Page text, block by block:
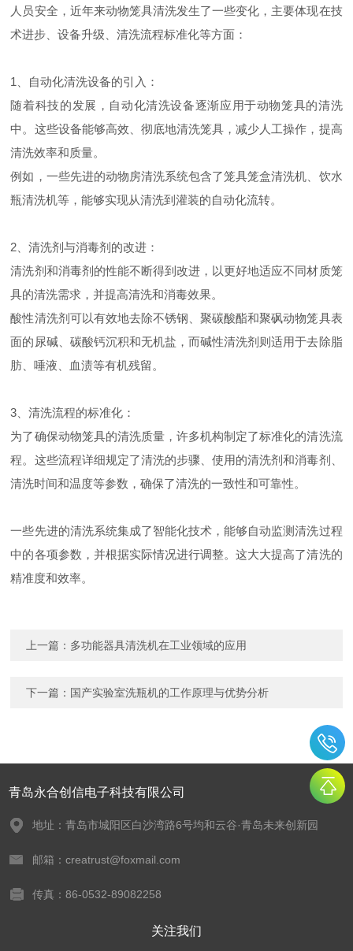
人员安全，近年来动物笼具清洗发生了一些变化，主要体现在技
术进步、设备升级、清洗流程标准化等方面：
1、自动化清洗设备的引入：
随着科技的发展，自动化清洗设备逐渐应用于动物笼具的清洗
中。这些设备能够高效、彻底地清洗笼具，减少人工操作，提高
清洗效率和质量。
例如，一些先进的动物房清洗系统包含了笼具笼盒清洗机、饮水
瓶清洗机等，能够实现从清洗到灌装的自动化流转。
2、清洗剂与消毒剂的改进：
清洗剂和消毒剂的性能不断得到改进，以更好地适应不同材质笼
具的清洗需求，并提高清洗和消毒效果。
酸性清洗剂可以有效地去除不锈钢、聚碳酸酯和聚砜动物笼具表
面的尿碱、碳酸钙沉积和无机盐，而碱性清洗剂则适用于去除脂
肪、唾液、血渍等有机残留。
3、清洗流程的标准化：
为了确保动物笼具的清洗质量，许多机构制定了标准化的清洗流
程。这些流程详细规定了清洗的步骤、使用的清洗剂和消毒剂、
清洗时间和温度等参数，确保了清洗的一致性和可靠性。
一些先进的清洗系统集成了智能化技术，能够自动监测清洗过程
中的各项参数，并根据实际情况进行调整。这大大提高了清洗的
精准度和效率。
上一篇： 多功能器具清洗机在工业领域的应用
下一篇： 国产实验室洗瓶机的工作原理与优势分析
青岛永合创信电子科技有限公司
地址：青岛市城阳区白沙湾路6号均和云谷·青岛未来创新园
邮箱：creatrust@foxmail.com
传真：86-0532-89082258
关注我们